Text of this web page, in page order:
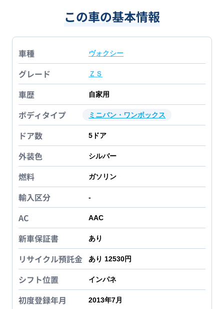
この車の基本情報
車種 ヴォクシー
グレード ＺＳ
車歴 自家用
ボディタイプ ミニバン・ワンボックス
ドア数 5 ドア
外装色 シルバー
燃料 ガソリン
輸入区分 -
AC AAC
新車保証書 あり
リサイクル預託金 あり 12530円
シフト位置 インパネ
初度登録年月 2013年7月